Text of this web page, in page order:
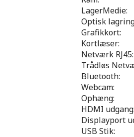
LagerMedie:
Optisk
Grafikkort:
Kortlæser:
Netværk RJ45:
Trådløs
Bluetooth:
Webcam:
Ophæng:
HDMI udgang:
Displayport
USB Stik: